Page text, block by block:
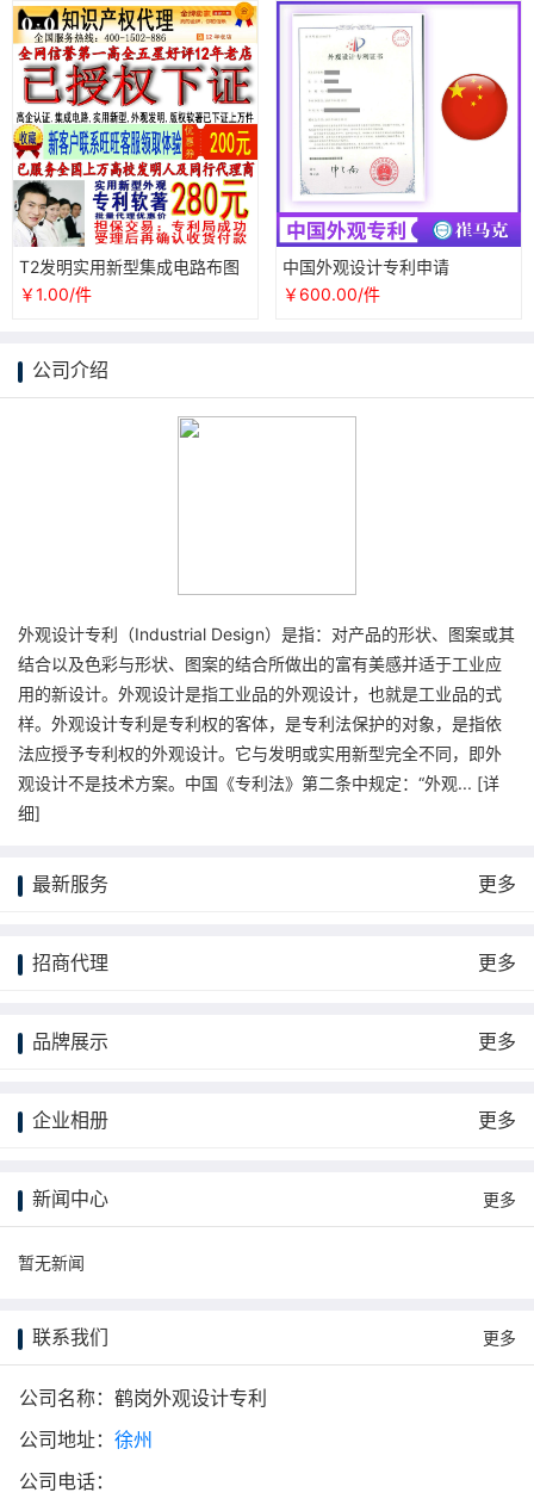
T2发明实用新型集成电路布图
外观设计专利申请
￥1.00/件
中国外观设计专利申请
￥600.00/件
公司介绍
外观设计专利（Industrial Design）是指：对产品的形状、图案或其
结合以及色彩与形状、图案的结合所做出的富有美感并适于工业应
用的新设计。外观设计是指工业品的外观设计，也就是工业品的式
样。外观设计专利是专利权的客体，是专利法保护的对象，是指依
法应授予专利权的外观设计。它与发明或实用新型完全不同，即外
观设计不是技术方案。中国《专利法》第二条中规定：“外观... [详
细]
最新服务 更多
招商代理 更多
品牌展示 更多
企业相册 更多
新闻中心 更多
暂无新闻
联系我们 更多
公司名称：鹤岗外观设计专利
公司地址： 徐州
公司电话：